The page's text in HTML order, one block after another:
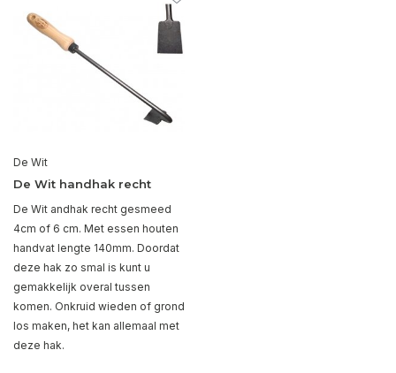
De Wit
De Wit handhak recht
De Wit andhak recht gesmeed
4cm of 6 cm. Met essen houten
handvat lengte 140mm. Doordat
deze hak zo smal is kunt u
gemakkelijk overal tussen
komen. Onkruid wieden of grond
los maken, het kan allemaal met
deze hak.